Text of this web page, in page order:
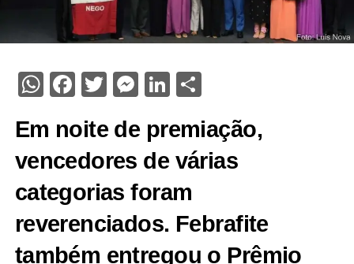
WhatsApp
Facebook
Twitter
Messenger
LinkedIn
Share
Em noite de premiação,
vencedores de várias
categorias foram
reverenciados. Febrafite
também entregou o Prêmio